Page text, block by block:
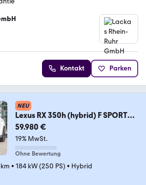
Kontakt Parken
NEU
Lexus RX 350h (hybrid) F SPORT
Design
59.980 €
19% MwSt.
Ohne Bewertung
• 184 kW (250 PS) • Hybrid